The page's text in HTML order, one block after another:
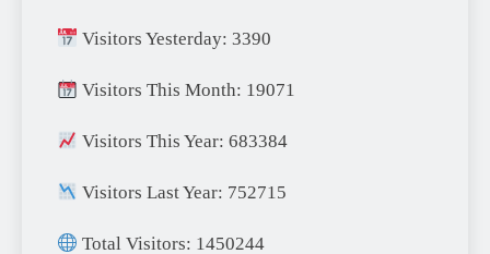
Visitors Yesterday: 3390
Visitors This Month: 19071
Visitors This Year: 683384
Visitors Last Year: 752715
Total Visitors: 1450244